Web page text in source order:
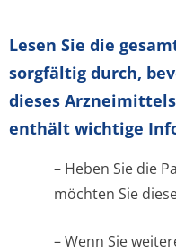
Lesen Sie die
sorgfältig durch,
dieses
enthält wichtige
– Heben Sie die
möchten Sie
– Wenn Sie